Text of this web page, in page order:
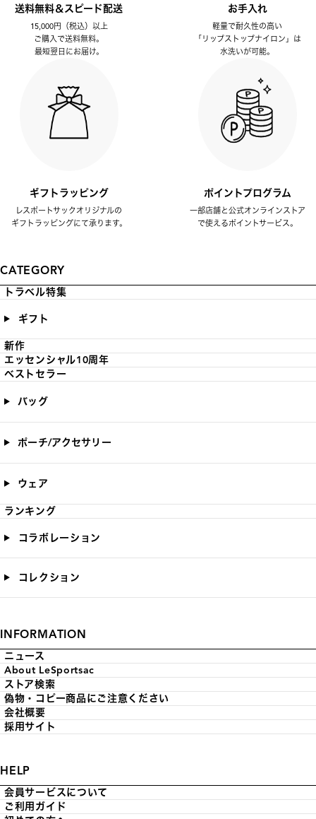
送料無料＆スピード配送
15,000円（税込）以上
ご購入で送料無料。
最短翌日にお届け。
お手入れ
軽量で耐久性の高い
「リップストップナイロン」は
水洗いが可能。
ギフトラッピング
レスポートサックオリジナルの
ギフトラッピングにて承ります。
ポイントプログラム
一部店舗と公式オンラインストア
で使えるポイントサービス。
CATEGORY
トラベル特集
ギフト
新作
エッセンシャル10周年
ベストセラー
バッグ
ポーチ/アクセサリー
ウェア
ランキング
コラボレーション
コレクション
INFORMATION
ニュース
About LeSportsac
ストア検索
偽物・コピー商品にご注意ください
会社概要
採用サイト
HELP
会員サービスについて
ご利用ガイド